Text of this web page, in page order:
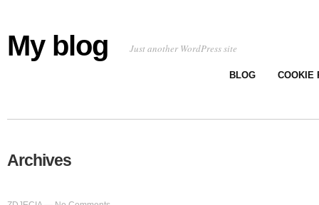
My blog Just another WordPress site
BLOG COOKIE
Archives